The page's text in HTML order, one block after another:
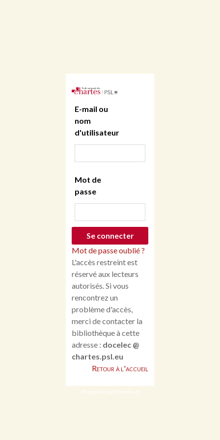
E-mail ou
nom
d'utilisateur
Mot de
passe
Mot de passe oublié ?
L'accès restreint est
réservé aux lecteurs
autorisés. Si vous
rencontrez un
problème d'accès,
merci de contacter la
bibliothèque à cette
adresse : docelec @
chartes.psl.eu
Retour à l'accueil
Propulsé par Omeka S